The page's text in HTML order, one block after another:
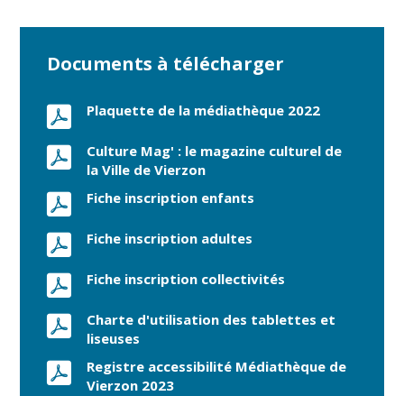
Documents à télécharger
Plaquette de la médiathèque 2022
Culture Mag' : le magazine culturel de
la Ville de Vierzon
Fiche inscription enfants
Fiche inscription adultes
Fiche inscription collectivités
Charte d'utilisation des tablettes et
liseuses
Registre accessibilité Médiathèque de
Vierzon 2023